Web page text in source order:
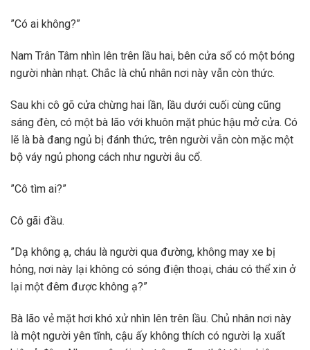
”Có ai không?”
Nam Trân Tâm nhìn lên trên lầu hai, bên cửa sổ có một bóng
người nhàn nhạt. Chắc là chủ nhân nơi này vẫn còn thức.
Sau khi cô gõ cửa chừng hai lần, lầu dưới cuối cùng cũng
sáng đèn, có một bà lão với khuôn mặt phúc hậu mở cửa. Có
lẽ là bà đang ngủ bị đánh thức, trên người vẫn còn mặc một
bộ váy ngủ phong cách như người âu cổ.
”Cô tìm ai?”
Cô gãi đầu.
”Dạ không ạ, cháu là người qua đường, không may xe bị
hỏng, nơi này lại không có sóng điện thoại, cháu có thể xin ở
lại một đêm được không ạ?”
Bà lão vẻ mặt hơi khó xử nhìn lên trên lầu. Chủ nhân nơi này
là một người yên tĩnh, cậu ấy không thích có người lạ xuất